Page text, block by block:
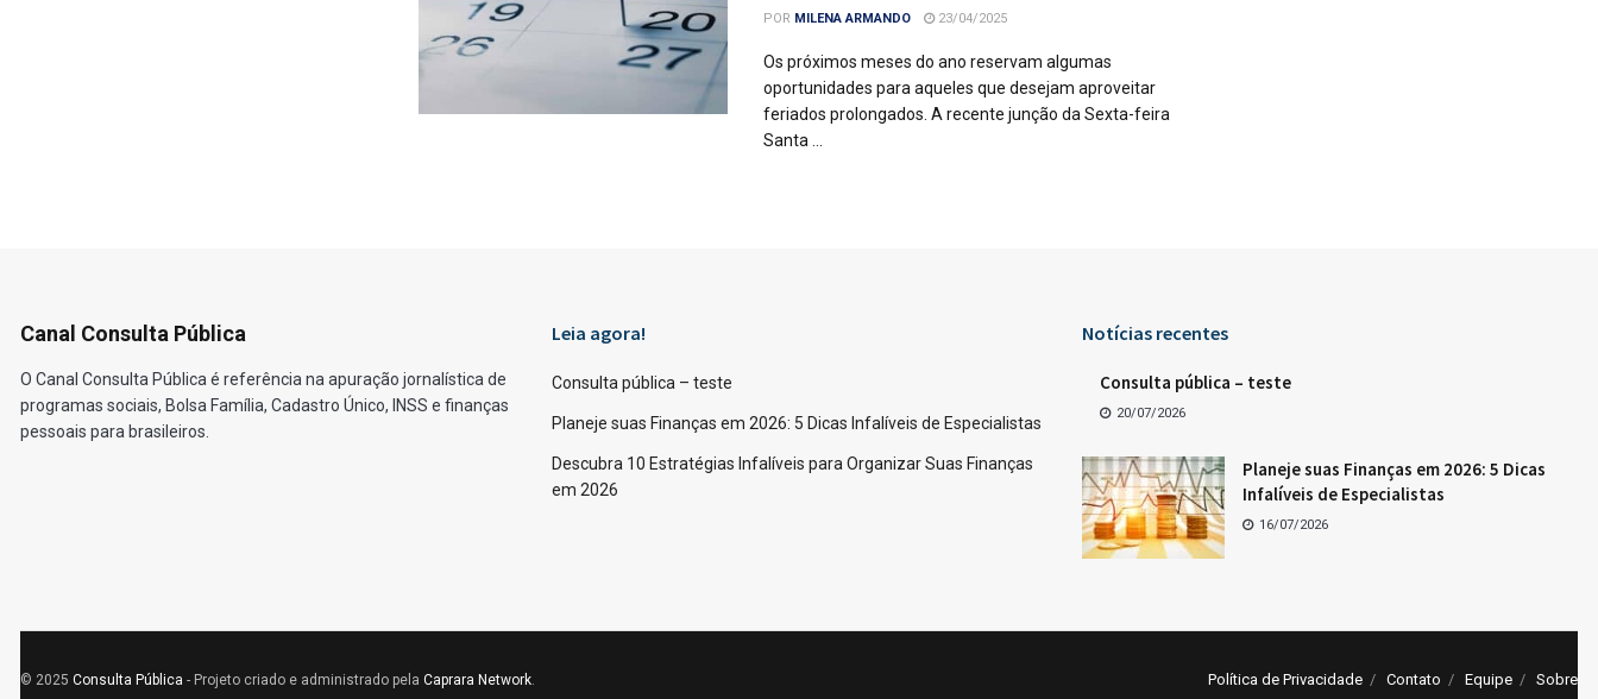
POR MILENA ARMANDO 23/04/2025
Os próximos meses do ano reservam algumas
oportunidades para aqueles que desejam aproveitar
feriados prolongados. A recente junção da Sexta-feira
Santa ...
Canal Consulta Pública
O Canal Consulta Pública é referência na apuração jornalística de
programas sociais, Bolsa Família, Cadastro Único, INSS e finanças
pessoais para brasileiros.
Leia agora!
Consulta pública – teste
Planeje suas Finanças em 2026: 5 Dicas Infalíveis de Especialistas
Descubra 10 Estratégias Infalíveis para Organizar Suas Finanças
em 2026
Notícias recentes
Consulta pública – teste
20/07/2026
Planeje suas Finanças em 2026: 5 Dicas
Infalíveis de Especialistas
16/07/2026
Política de Privacidade Contato Equipe Sobre
© 2025 Consulta Pública - Projeto criado e administrado pela Caprara Network